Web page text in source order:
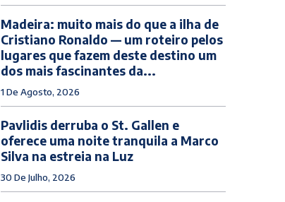
Madeira: muito mais do que a ilha de
Cristiano Ronaldo — um roteiro pelos
lugares que fazem deste destino um
dos mais fascinantes da...
1 De Agosto, 2026
Pavlidis derruba o St. Gallen e
oferece uma noite tranquila a Marco
Silva na estreia na Luz
30 De Julho, 2026